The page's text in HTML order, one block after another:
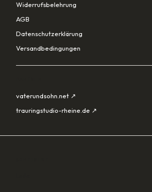
Widerrufsbelehrung
AGB
Datenschutzerklärung
Versandbedingungen
vaterundsohn.net ↗
trauringstudio-rheine.de ↗